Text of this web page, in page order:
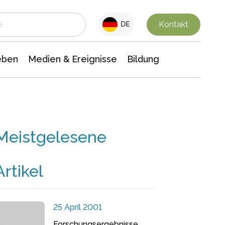
DE Kontakt
Medien & Ereignisse Bildung
25 April 2001